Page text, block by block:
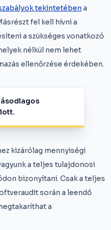
tekintetében a
fel kell hívni a
a szükséges vonatkozó
nélkül nem lehet
ellenőrzése érdekében.
kizárólag mennyiségi
a teljes tulajdonosi
bizonyítani. Csak a teljes
során a leendő
a